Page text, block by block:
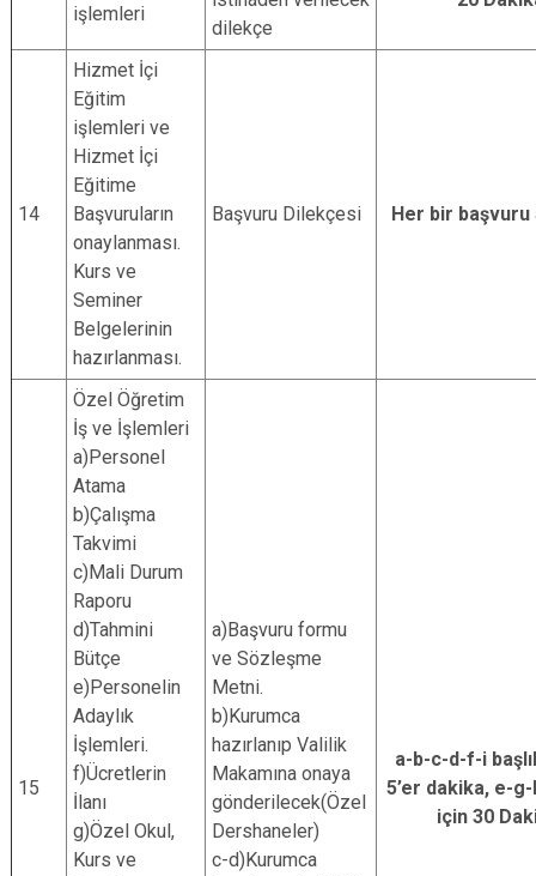
işlemleri
dilekçe
14
Hizmet İçi
Eğitim
işlemleri ve
Hizmet İçi
Eğitime
Başvuruların
onaylanması.
Kurs ve
Seminer
Belgelerinin
hazırlanması.
Başvuru Dilekçesi Her bir başvuru
15
Özel Öğretim
İş ve İşlemleri
a)Personel
Atama
b)Çalışma
Takvimi
c)Mali Durum
Raporu
d)Tahmini
Bütçe
e)Personelin
Adaylık
İşlemleri.
f)Ücretlerin
İlanı
g)Özel Okul,
Kurs ve
a)Başvuru formu
ve Sözleşme
Metni.
b)Kurumca
hazırlanıp Valilik
Makamına onaya
gönderilecek(Özel
Dershaneler)
c-d)Kurumca
a-b-c-d-f-i
5’er dakika, e-g-
için 30